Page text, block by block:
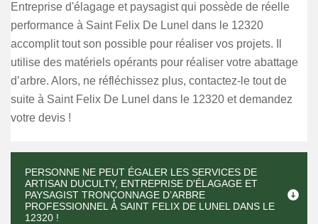
Entreprise d'élagage et paysagist qui possède de réelle
performance à Saint Felix De Lunel dans le 12320
accomplit tout son possible pour réaliser vos projets. Il
utilise des matériels opérants pour réaliser votre abattage
d’arbre. Alors, ne réfléchissez plus, contactez-le tout de
suite à Saint Felix De Lunel dans le 12320 et demandez
votre devis !
PERSONNE NE PEUT ÉGALER LES SERVICES DE
ARTISAN DUCULTY, ENTREPRISE D'ÉLAGAGE ET
PAYSAGIST TRONÇONNAGE D’ARBRE
PROFESSIONNEL À SAINT FELIX DE LUNEL DANS LE
12320 !